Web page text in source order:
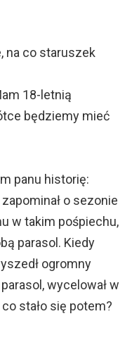
na co staruszek
18-letnią
będziemy mieć
panu historię:
o sezonie
w takim pośpiechu,
parasol. Kiedy
ogromny
wycelował w
stało się potem?